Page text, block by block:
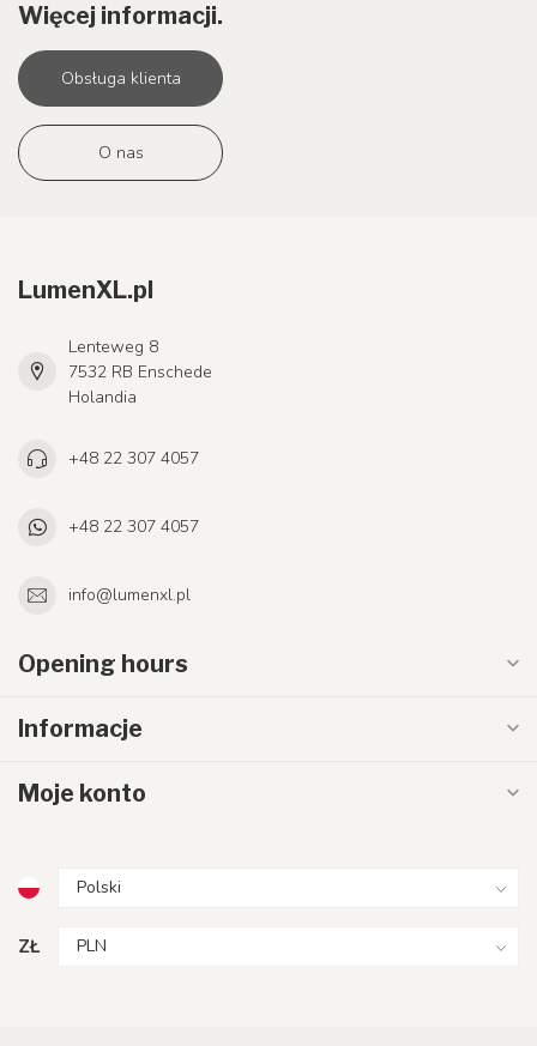
Więcej informacji.
Obsługa klienta
O nas
LumenXL.pl
Lenteweg 8
7532 RB Enschede
Holandia
+48 22 307 4057
+48 22 307 4057
info@lumenxl.pl
Opening hours
Informacje
Moje konto
ZŁ